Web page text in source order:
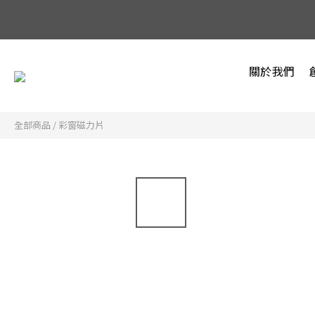
關於我們
全部商品 / 彩窗磁力片